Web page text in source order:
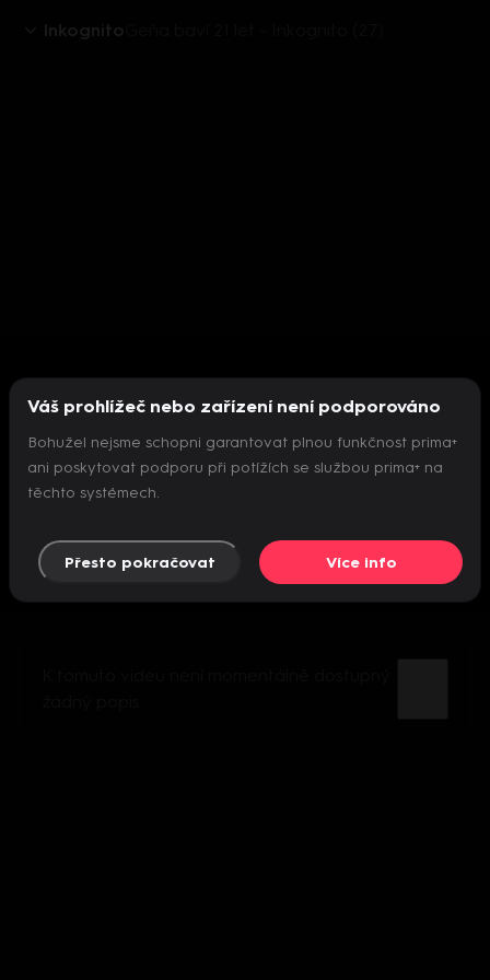
Inkognito
Nepodařilo se inicializovat přehrávač
Váš prohlížeč nebo zařízení není podporováno
Bohužel nejsme schopni garantovat plnou funkčnost prima+
ani poskytovat podporu při potížích se službou prima+ na
těchto systémech.
Přesto pokračovat Více info